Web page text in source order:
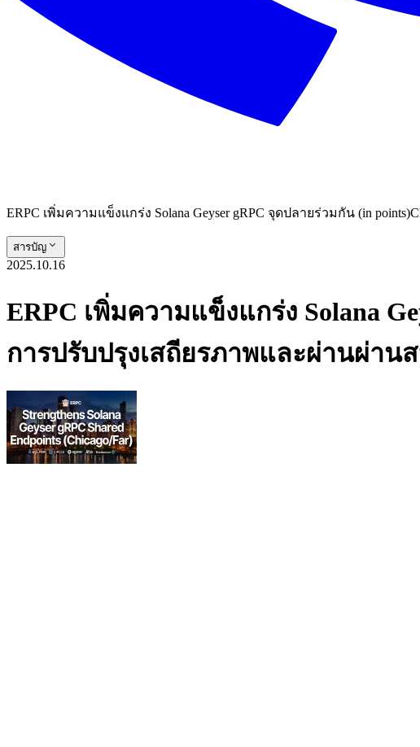
ERPC เพิ่มความแข็งแกร่ง Solana Geyser gRPC จุดปลายร่วมกัน (in
สารบัญ
2025.10.16
ERPC เพิ่มความแข็งแกร่ง Solana
การปรับปรุงเสถียรภาพและผ่านผ่าน